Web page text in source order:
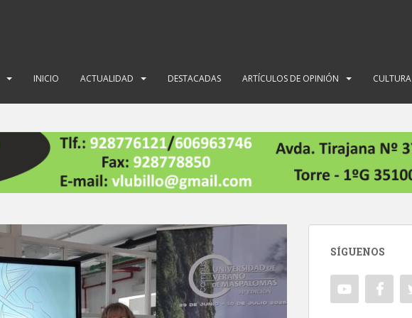
INICIO ACTUALIDAD DESTACADAS ARTÍCULOS DE OPINIÓN CULTURA
SÍGUENOS